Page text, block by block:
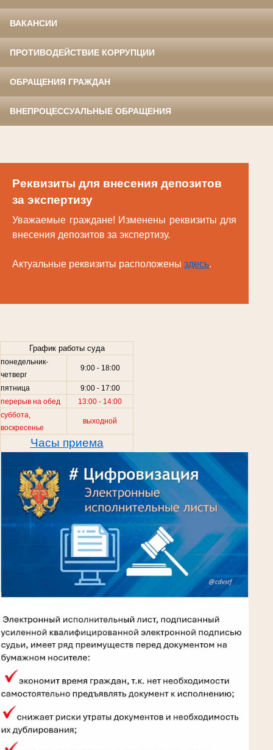
ВАКАНСИИ
ПРОТИВОДЕЙСТВИЕ КОРРУПЦИИ
ОБРАЩЕНИЯ ГРАЖДАН
ВНЕПРОЦЕССУАЛЬНЫЕ ОБРАЩЕНИЯ
Реквизиты для внесения депозитов
за экспертизу
Уважаемые граждане! Изменены реквизиты для
внесения депозитов за экспертизу.
Актуальные реквизиты расположеныздесь.
График работы суда
понедельник-
четверг
9:00 - 18:00
пятница
9:00 - 17:00
перерыв на обед
13:00 - 14:00
суббота,
воскресенье
выходной
Часы приема